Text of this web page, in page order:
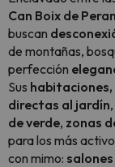
Can Boix de
buscan
de montañas,
perfección
Sus habitaciones,
directas al jardín
de verde, zonas
para los más
con mimo: